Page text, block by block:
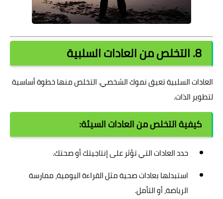
8. التخلص من العادات السلبية
العادات السلبية تعيق نموك الشخصي. التخلص منها خطوة أساسية
لتطوير الذات.
كيفية التخلص من العادات السيئة:
حدد العادات التي تؤثر على إنتاجيتك أو صحتك.
استبدلها بعادات صحية مثل القراءة اليومية، ممارسة
الرياضة، أو التأمل.